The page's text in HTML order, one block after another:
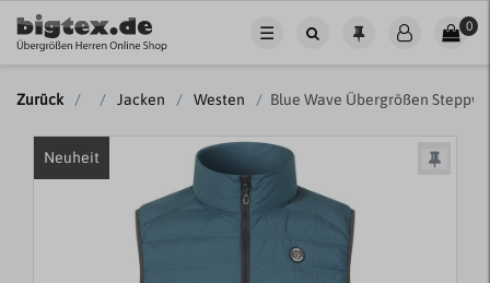
☰ 0
Zurück Jacken Westen Blue Wave Übergrößen
Neuheit